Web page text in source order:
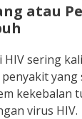
atau
sering
yang
kekebalan
virus HIV.